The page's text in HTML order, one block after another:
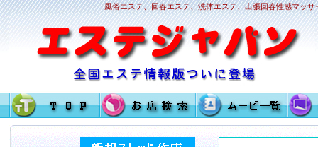
風俗エステ、回春エステ、洗体エステ、出張回春性感マッ